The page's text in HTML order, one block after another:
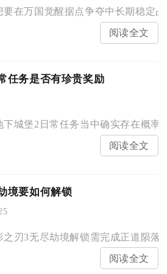
要在万国觉醒据点争夺中长期稳定
阅读全文
任务是否有珍贵奖励
下城堡2日常任务当中确实存在概率
阅读全文
境要如何解锁
之刃3无尽劫境解锁需完成正道陨落
阅读全文